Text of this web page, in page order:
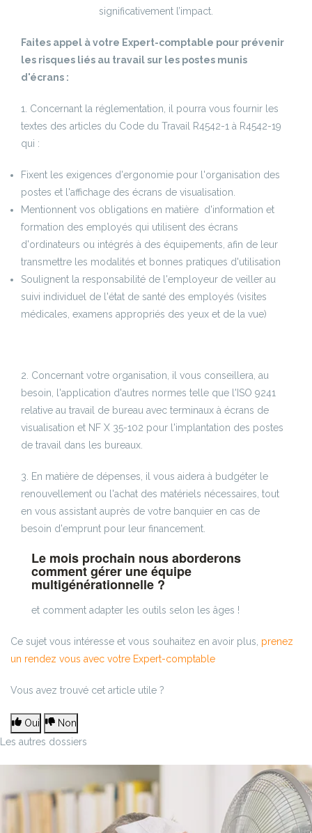
significativement l’impact.
Faites appel à votre Expert-comptable pour prévenir
les risques liés au travail sur les postes munis
d'écrans :
1. Concernant la réglementation, il pourra vous fournir les
textes des articles du Code du Travail R4542-1 à R4542-19
qui :
Fixent les exigences d'ergonomie pour l'organisation des
postes et l'affichage des écrans de visualisation.
Mentionnent vos obligations en matière d'information et
formation des employés qui utilisent des écrans
d'ordinateurs ou intégrés à des équipements, afin de leur
transmettre les modalités et bonnes pratiques d'utilisation
Soulignent la responsabilité de l'employeur de veiller au
suivi individuel de l'état de santé des employés (visites
médicales, examens appropriés des yeux et de la vue)
2. Concernant votre organisation, il vous conseillera, au
besoin, l'application d'autres normes telle que l'ISO 9241
relative au travail de bureau avec terminaux à écrans de
visualisation et NF X 35-102 pour l'implantation des postes
de travail dans les bureaux.
3. En matière de dépenses, il vous aidera à budgéter le
renouvellement ou l'achat des matériels nécessaires, tout
en vous assistant auprès de votre banquier en cas de
besoin d'emprunt pour leur financement.
Le mois prochain nous aborderons
comment gérer une équipe
multigénérationnelle ?
et comment adapter les outils selon les âges !
Ce sujet vous intéresse et vous souhaitez en avoir plus, prenez
un rendez vous avec votre Expert-comptable
Vous avez trouvé cet article utile ?
Oui
Non
Les autres dossiers